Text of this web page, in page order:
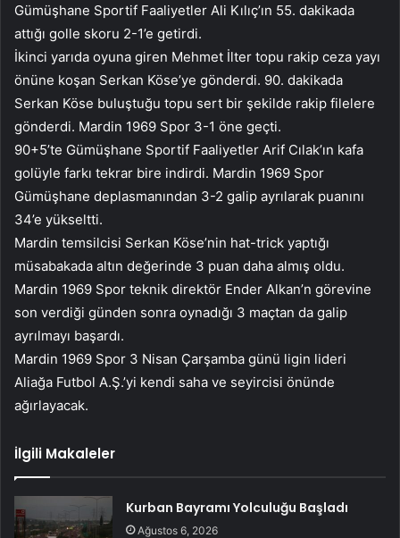
Gümüşhane Sportif Faaliyetler Ali Kılıç’ın 55. dakikada
attığı golle skoru 2-1’e getirdi.
İkinci yarıda oyuna giren Mehmet İlter topu rakip ceza yayı
önüne koşan Serkan Köse’ye gönderdi. 90. dakikada
Serkan Köse buluştuğu topu sert bir şekilde rakip filelere
gönderdi. Mardin 1969 Spor 3-1 öne geçti.
90+5’te Gümüşhane Sportif Faaliyetler Arif Cılak’ın kafa
golüyle farkı tekrar bire indirdi. Mardin 1969 Spor
Gümüşhane deplasmanından 3-2 galip ayrılarak puanını
34’e yükseltti.
Mardin temsilcisi Serkan Köse’nin hat-trick yaptığı
müsabakada altın değerinde 3 puan daha almış oldu.
Mardin 1969 Spor teknik direktör Ender Alkan’n görevine
son verdiği günden sonra oynadığı 3 maçtan da galip
ayrılmayı başardı.
Mardin 1969 Spor 3 Nisan Çarşamba günü ligin lideri
Aliağa Futbol A.Ş.’yi kendi saha ve seyircisi önünde
ağırlayacak.
İlgili Makaleler
Kurban Bayramı Yolculuğu Başladı
Ağustos 6, 2026